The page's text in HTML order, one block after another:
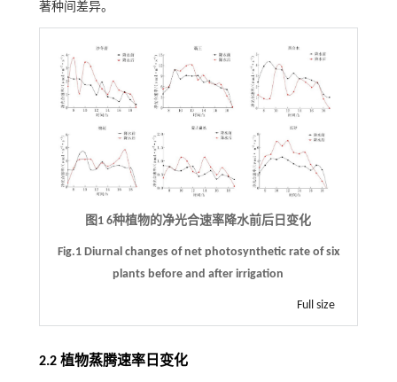
著种间差异。
图1 6种植物的净光合速率降水前后日变化
Fig.1 Diurnal changes of net photosynthetic rate of six
plants before and after irrigation
Full size
2.2 植物蒸腾速率日变化